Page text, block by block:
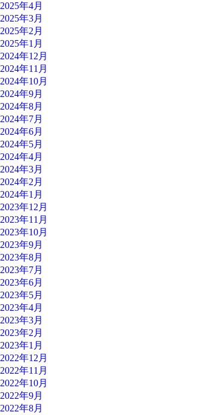
2025年4月
2025年3月
2025年2月
2025年1月
2024年12月
2024年11月
2024年10月
2024年9月
2024年8月
2024年7月
2024年6月
2024年5月
2024年4月
2024年3月
2024年2月
2024年1月
2023年12月
2023年11月
2023年10月
2023年9月
2023年8月
2023年7月
2023年6月
2023年5月
2023年4月
2023年3月
2023年2月
2023年1月
2022年12月
2022年11月
2022年10月
2022年9月
2022年8月